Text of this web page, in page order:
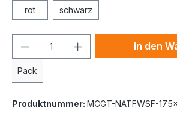
rot schwarz
Pack
In den
Produktnummer: MCGT-NATFWSF-